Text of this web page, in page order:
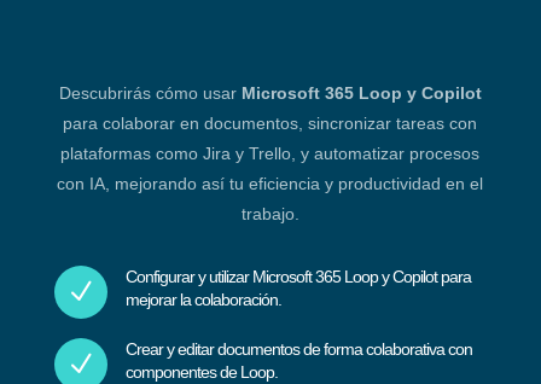
Descubrirás cómo usar Microsoft 365 Loop y Copilot
para colaborar en documentos, sincronizar tareas con
plataformas como Jira y Trello, y automatizar procesos
con IA, mejorando así tu eficiencia y productividad en el
trabajo.
N
Configurar y utilizar Microsoft 365 Loop y Copilot para
mejorar la colaboración.
N
Crear y editar documentos de forma colaborativa con
componentes de Loop.